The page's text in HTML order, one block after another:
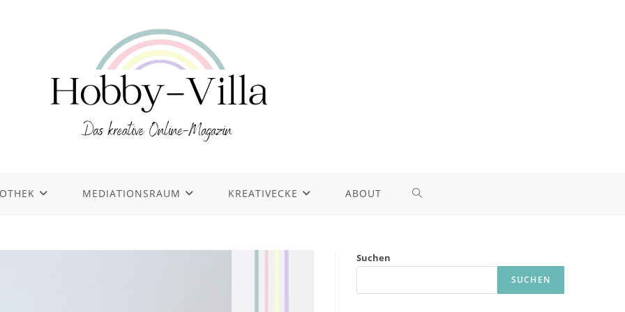
MEDIATIONSRAUM KREATIVECKE ABOUT TOGGLE
Suchen
SUCHEN